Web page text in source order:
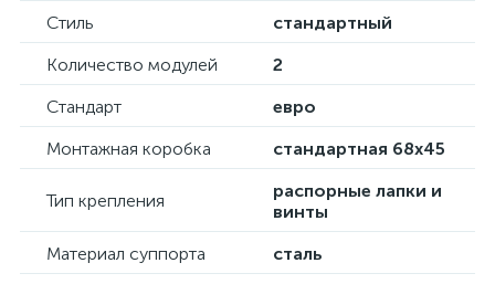
Стиль
стандартный
Количество модулей
2
Стандарт
евро
Монтажная коробка
стандартная 68х45
Тип крепления
распорные лапки и
винты
Материал суппорта
сталь